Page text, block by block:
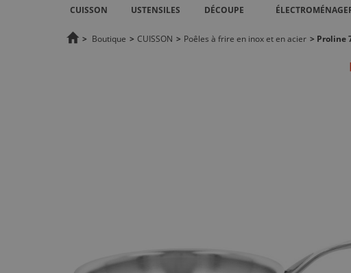
CUISSON USTENSILES DÉCOUPE
> Boutique > CUISSON > Poêles à frire en inox et en acier > Proline